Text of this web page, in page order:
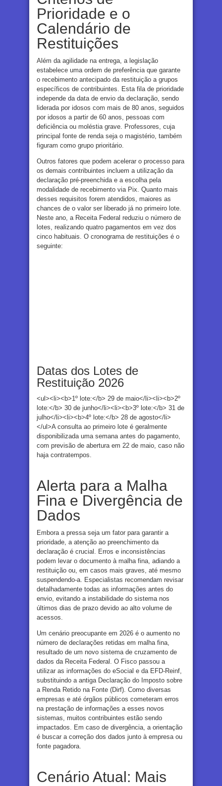
Prioridade e o
Calendário de
Restituições
Além da agilidade na entrega, a legislação
estabelece uma ordem de preferência que garante
o recebimento antecipado da restituição a grupos
específicos de contribuintes. Esta fila de prioridade
independe da data de envio da declaração, sendo
liderada por idosos com mais de 80 anos, seguidos
por idosos a partir de 60 anos, pessoas com
deficiência ou moléstia grave. Professores, cuja
principal fonte de renda seja o magistério, também
figuram como grupo prioritário.
Outros fatores que podem acelerar o processo para
os demais contribuintes incluem a utilização da
declaração pré-preenchida e a escolha pela
modalidade de recebimento via Pix. Quanto mais
desses requisitos forem atendidos, maiores as
chances de o valor ser liberado já no primeiro lote.
Neste ano, a Receita Federal reduziu o número de
lotes, realizando quatro pagamentos em vez dos
cinco habituais. O cronograma de restituições é o
seguinte:
Datas dos Lotes de
Restituição 2026
<ul><li><b>1º lote:</b> 29 de maio</li><li><b>2º
lote:</b> 30 de junho</li><li><b>3º lote:</b> 31 de
julho</li><li><b>4º lote:</b> 28 de agosto</li>
</ul>A consulta ao primeiro lote é geralmente
disponibilizada uma semana antes do pagamento,
com previsão de abertura em 22 de maio, caso não
haja contratempos.
Alerta para a Malha
Fina e Divergência de
Dados
Embora a pressa seja um fator para garantir a
prioridade, a atenção ao preenchimento da
declaração é crucial. Erros e inconsistências
podem levar o documento à malha fina, adiando a
restituição ou, em casos mais graves, até mesmo
suspendendo-a. Especialistas recomendam revisar
detalhadamente todas as informações antes do
envio, evitando a instabilidade do sistema nos
últimos dias de prazo devido ao alto volume de
acessos.
Um cenário preocupante em 2026 é o aumento no
número de declarações retidas em malha fina,
resultado de um novo sistema de cruzamento de
dados da Receita Federal. O Fisco passou a
utilizar as informações do eSocial e da EFD-Reinf,
substituindo a antiga Declaração do Imposto sobre
a Renda Retido na Fonte (Dirf). Como diversas
empresas e até órgãos públicos cometeram erros
na prestação de informações a esses novos
sistemas, muitos contribuintes estão sendo
impactados. Em caso de divergência, a orientação
é buscar a correção dos dados junto à empresa ou
fonte pagadora.
Cenário Atual: Mais